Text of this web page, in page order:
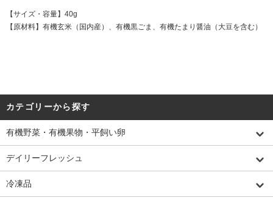
【サイズ・容量】40g
【原材料】有機玄米（国内産）、有機黒ごま、有機たまり醤油（大豆を含む）
カテゴリーから探す
有機野菜・有機果物・平飼い卵
デイリーフレッシュ
冷凍品